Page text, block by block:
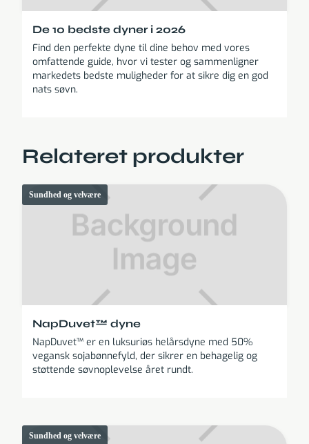
De 10 bedste dyner i 2026
Find den perfekte dyne til dine behov med vores
omfattende guide, hvor vi tester og sammenligner
markedets bedste muligheder for at sikre dig en god
nats søvn.
Relateret produkter
NapDuvet™ dyne
NapDuvet™ er en luksuriøs helårsdyne med 50%
vegansk sojabønnefyld, der sikrer en behagelig og
støttende søvnoplevelse året rundt.
Sundhed og velvære
Sundhed og velvære